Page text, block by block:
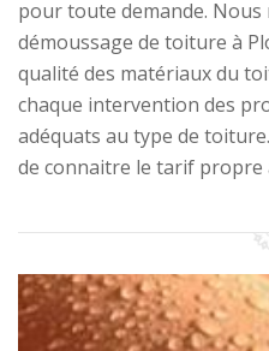
pour toute demande.
démoussage de toiture à
qualité des matériaux du
chaque intervention des
adéquats au type de
de connaitre le tarif propre